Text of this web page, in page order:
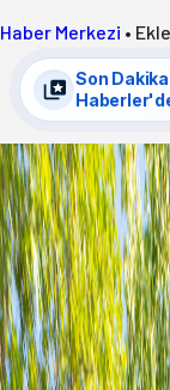
Haber Merkezi •
Son